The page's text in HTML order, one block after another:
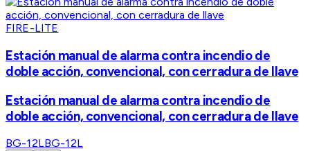
FIRE-LITE
Estación manual de alarma contra incendio de
doble acción, convencional, con cerradura de llave
Estación manual de alarma contra incendio de
doble acción, convencional, con cerradura de llave
BG-12LBG-12L